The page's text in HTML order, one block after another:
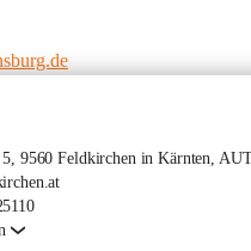
5, 9560 Feldkirchen in Kärnten,